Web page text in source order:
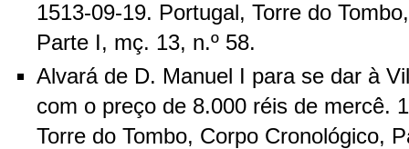
1513-09-19. Portugal, Torre do
Parte I, mç. 13, n.º 58.
Alvará de D. Manuel I para se dar à
com o preço de 8.000 réis de mercê.
Torre do Tombo, Corpo Cronológico,